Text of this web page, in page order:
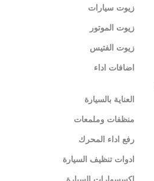
زيوت سيارات
زيوت الموتور
زيوت الفتيس
اضافات اداء
العناية بالسيارة
منظفات وملمعات
رفع اداء المحرك
ادوات تنظيف السيارة